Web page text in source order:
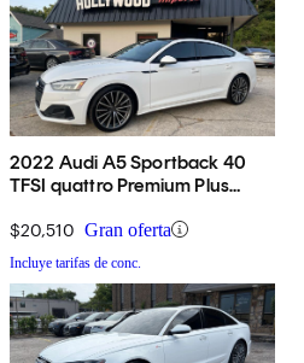
2022 Audi A5 Sportback 40
TFSI quattro Premium Plus
$20,510 Gran oferta
Incluye tarifas de conc.